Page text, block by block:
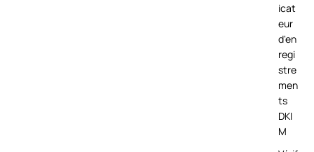
icat
eur
d'en
regi
stre
men
ts
DKI
M